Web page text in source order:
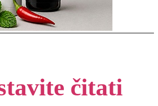
čitati